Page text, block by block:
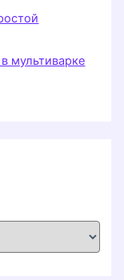
мультиварке